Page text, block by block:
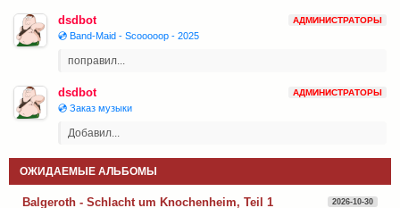
dsdbot АДМИНИСТРАТОРЫ
💿 Band-Maid - Scooooop - 2025
поправил...
dsdbot АДМИНИСТРАТОРЫ
💿 Заказ музыки
Добавил...
ОЖИДАЕМЫЕ АЛЬБОМЫ
Balgeroth - Schlacht um Knochenheim, Teil 1 2026-10-30